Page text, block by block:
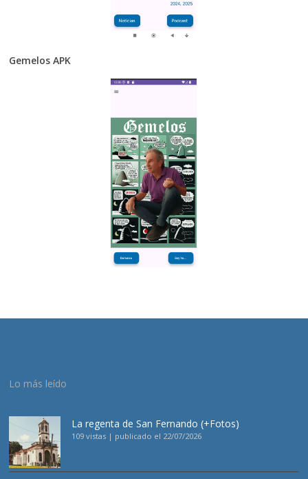
Gemelos APK
Lo más leído
La regenta de San Fernando (+Fotos)
109 vistas | publicado el 22/07/2026